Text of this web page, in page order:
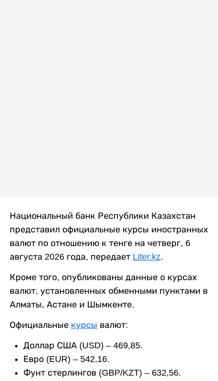
Национальный банк Республики Казахстан
представил официальные курсы иностранных
валют по отношению к тенге на четверг, 6
августа 2026 года, передает Liter.kz.
Кроме того, опубликованы данные о курсах
валют, установленных обменными пунктами в
Алматы, Астане и Шымкенте.
Официальные курсы валют:
Доллар США (USD) – 469,85.
Евро (EUR) – 542,16.
Фунт стерлингов (GBP/KZT) – 632,56.